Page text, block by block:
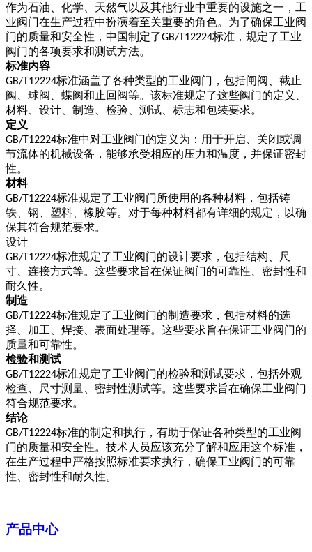
作为石油、化学、天然气以及其他行业中重要的设施之一，工
业阀门在生产过程中扮演着至关重要的角色。为了确保工业阀
门的质量和安全性，中国制定了GB/T12224标准，规定了工业
阀门的各项要求和测试方法。
标准内容
GB/T12224标准涵盖了各种类型的工业阀门，包括闸阀、截止
阀、球阀、蝶阀和止回阀等。该标准规定了这些阀门的定义、
材料、设计、制造、检验、测试、标志和包装要求。
定义
GB/T12224标准中对工业阀门的定义为：用于开启、关闭或调
节流体的机械设备，能够承受相应的压力和温度，并保证密封
性。
材料
GB/T12224标准规定了工业阀门所使用的各种材料，包括铸
铁、钢、塑料、橡胶等。对于每种材料都有详细的规定，以确
保其符合规范要求。
设计
GB/T12224标准规定了工业阀门的设计要求，包括结构、尺
寸、连接方式等。这些要求旨在保证阀门的可靠性、密封性和
耐久性。
制造
GB/T12224标准规定了工业阀门的制造要求，包括材料的选
择、加工、焊接、表面处理等。这些要求旨在保证工业阀门的
质量和可靠性。
检验和测试
GB/T12224标准规定了工业阀门的检验和测试要求，包括外观
检查、尺寸测量、密封性测试等。这些要求旨在确保工业阀门
符合规范要求。
结论
GB/T12224标准的制定和执行，有助于保证各种类型的工业阀
门的质量和安全性。技术人员应该充分了解和应用这个标准，
在生产过程中严格按照标准要求执行，确保工业阀门的可靠
性、密封性和耐久性。
产品中心